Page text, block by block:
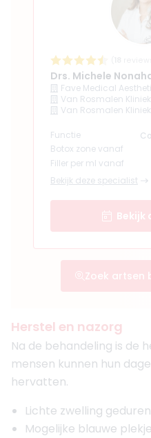
Drs. Michele
Fave Medical
Van Rosmalen
Van Rosmalen
Functie
Botox zone vanaf
Filler per ml vanaf
Bekijk deze specialist
Bekijk
Zoek artsen
Herstel en nazorg
Na de behandeling is de
mensen kunnen hun
hervatten.
Lichte zwelling
Mogelijke blauwe